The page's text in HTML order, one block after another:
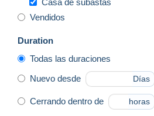
Vendidos
Duration
Todas las duraciones
Nuevo desde Días
Cerrando dentro de horas